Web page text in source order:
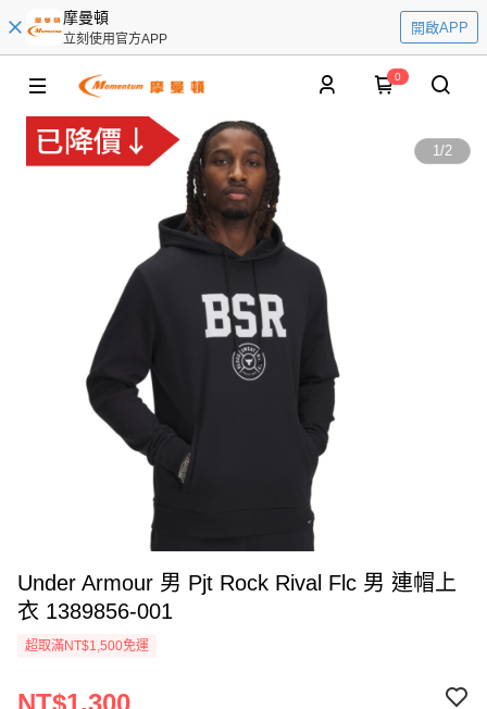
摩曼頓
立刻使用官方APP
開啟APP
0
1/2
Under Armour 男 Pjt Rock Rival Flc 男 連帽上
衣 1389856-001
超取滿NT$1,500免運
NT$1,300